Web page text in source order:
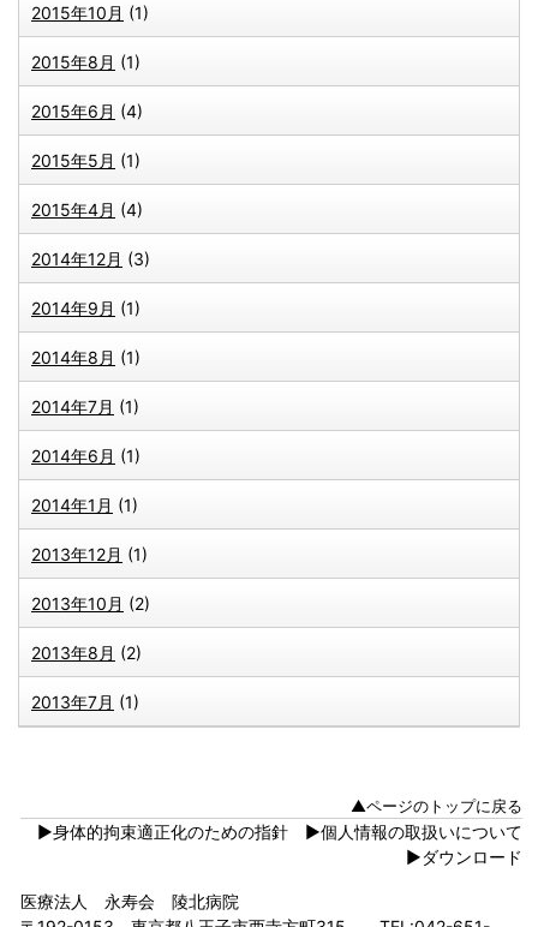
2015年10月 (1)
2015年8月 (1)
2015年6月 (4)
2015年5月 (1)
2015年4月 (4)
2014年12月 (3)
2014年9月 (1)
2014年8月 (1)
2014年7月 (1)
2014年6月 (1)
2014年1月 (1)
2013年12月 (1)
2013年10月 (2)
2013年8月 (2)
2013年7月 (1)
▲ページのトップに戻る
▶身体的拘束適正化のための指針
▶個人情報の取扱いについて
▶ダウンロード
医療法人 永寿会 陵北病院